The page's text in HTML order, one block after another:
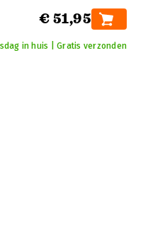
€ 51,95
in huis | Gratis verzonden